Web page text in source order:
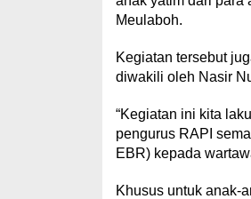
Meulaboh.
Kegiatan tersebut
diwakili oleh Nasir
“Kegiatan ini kita
pengurus RAPI
EBR) kepada
Khusus untuk anak-